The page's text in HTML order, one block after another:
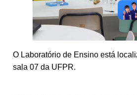
O Laboratório de Ensino está
sala 07 da UFPR.